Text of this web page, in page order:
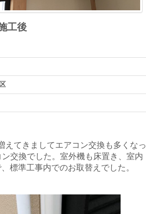
工後
えてきましてエアコン交換も多くなっ
交換でした。室外機も床置き、室内
標準工事内でのお取替えでした。